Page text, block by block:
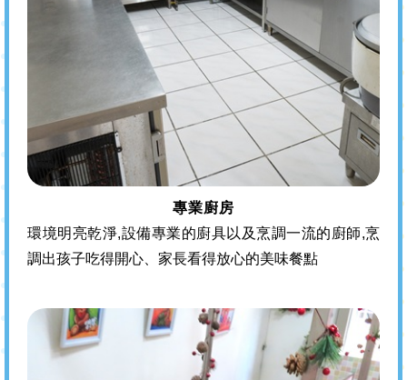
專業廚房
環境明亮乾淨,設備專業的廚具以及烹調一流的廚師,烹
調出孩子吃得開心、家長看得放心的美味餐點